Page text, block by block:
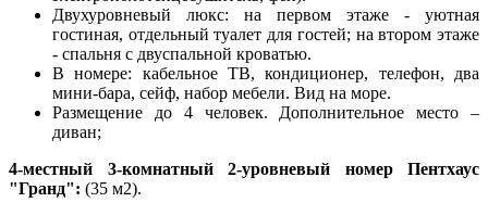
Двухуровневый люкс: на первом этаже - уютная
гостиная, отдельный туалет для гостей; на втором этаже
- спальня с двуспальной кроватью.
В номере: кабельное ТВ, кондиционер, телефон, два
мини-бара, сейф, набор мебели. Вид на море.
Размещение до 4 человек. Дополнительное место –
диван;
4-местный 3-комнатный 2-уровневый номер Пентхаус
"Гранд": (35 м2).